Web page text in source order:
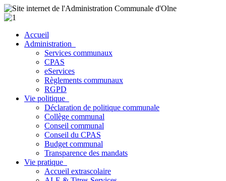
Accueil
Administration
Services communaux
CPAS
eServices
Règlements communaux
RGPD
Vie politique
Déclaration de politique communale
Collège communal
Conseil communal
Conseil du CPAS
Budget communal
Transparence des mandats
Vie pratique
Accueil extrascolaire